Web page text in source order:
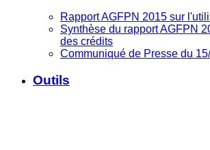
Rapport AGFPN 2015 sur
Synthèse du rapport AGFPN
des crédits
Communiqué de Presse du
Outils